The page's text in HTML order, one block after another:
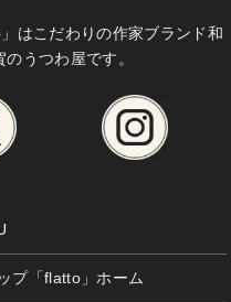
はこだわりの作家ブランド和
うつわ屋です。
プ「flatto」ホーム